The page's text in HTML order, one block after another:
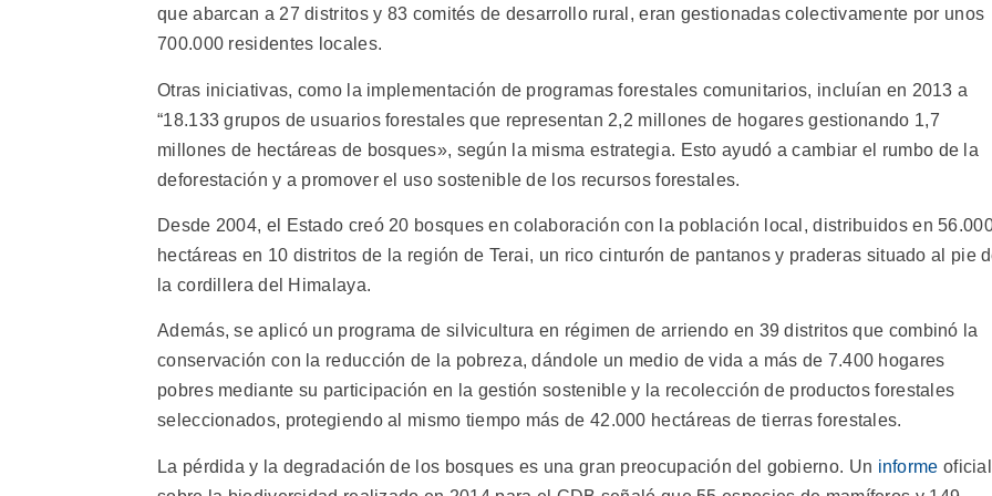
que abarcan a 27 distritos y 83 comités de desarrollo rural, eran gestionadas colectivamente por unos
700.000 residentes locales.
Otras iniciativas, como la implementación de programas forestales comunitarios, incluían en 2013 a
“18.133 grupos de usuarios forestales que representan 2,2 millones de hogares gestionando 1,7
millones de hectáreas de bosques», según la misma estrategia. Esto ayudó a cambiar el rumbo de la
deforestación y a promover el uso sostenible de los recursos forestales.
Desde 2004, el Estado creó 20 bosques en colaboración con la población local, distribuidos en
hectáreas en 10 distritos de la región de Terai, un rico cinturón de pantanos y praderas situado al pie
la cordillera del Himalaya.
Además, se aplicó un programa de silvicultura en régimen de arriendo en 39 distritos que combinó la
conservación con la reducción de la pobreza, dándole un medio de vida a más de 7.400 hogares
pobres mediante su participación en la gestión sostenible y la recolección de productos forestales
seleccionados, protegiendo al mismo tiempo más de 42.000 hectáreas de tierras forestales.
La pérdida y la degradación de los bosques es una gran preocupación del gobierno. Un informe oficial